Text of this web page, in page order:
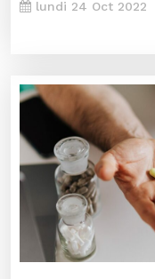
lundi 24 Oct 2022